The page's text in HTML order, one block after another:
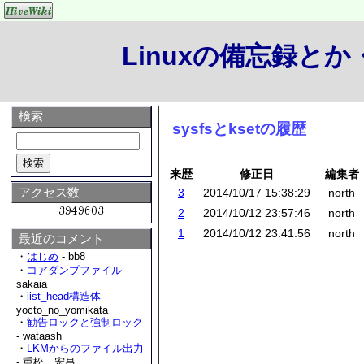
Linuxの備忘録とか
sysfsとksetの履歴
来歴 修正日
編集者
3
2014/10/17 15:38:29
north
2
2014/10/12 23:57:46
north
1
2014/10/12 23:41:56 north
検索
アクセス数
最近のコメント
・ はじめ - bb8
・ コアダンプファイル -
sakaia
・ list_head構造体 -
yocto_no_yomikata
・勧告ロックと強制ロック
- wataash
・ LKMからのファイル出力